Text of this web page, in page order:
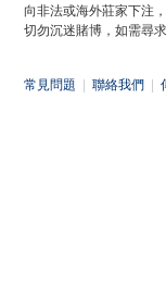
向非法或海外莊家下注
切勿沉迷賭博，如需尋
常見問題 聯絡我們